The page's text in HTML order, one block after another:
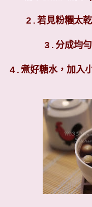
2.若見粉糰太
3.分成均勻
4.煮好糖水，加入